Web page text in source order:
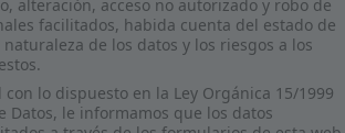
alteración, acceso no autorizado y robo de
facilitados, habida cuenta del estado de
de los datos y los riesgos a los
lo dispuesto en la Ley Orgánica 15/1999
Datos, le informamos que los datos